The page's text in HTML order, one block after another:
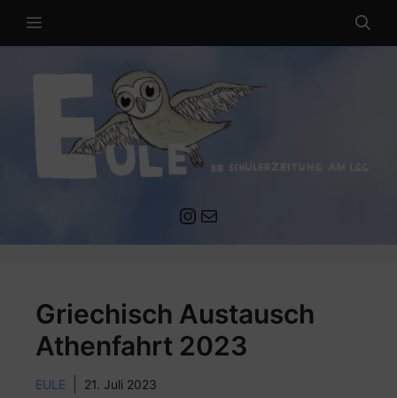
MENÜ
Instagram
Mail an die EULE Redaktion
Griechisch Austausch
Athenfahrt 2023
EULE 21. Juli 2023